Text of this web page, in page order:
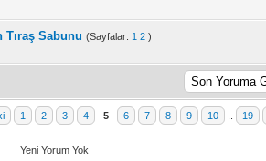
Tıraş Sabunu (Sayfalar: 1 2 )
1 2 3 4 5 6 7 8 9 10 19
Yeni Yorum Yok